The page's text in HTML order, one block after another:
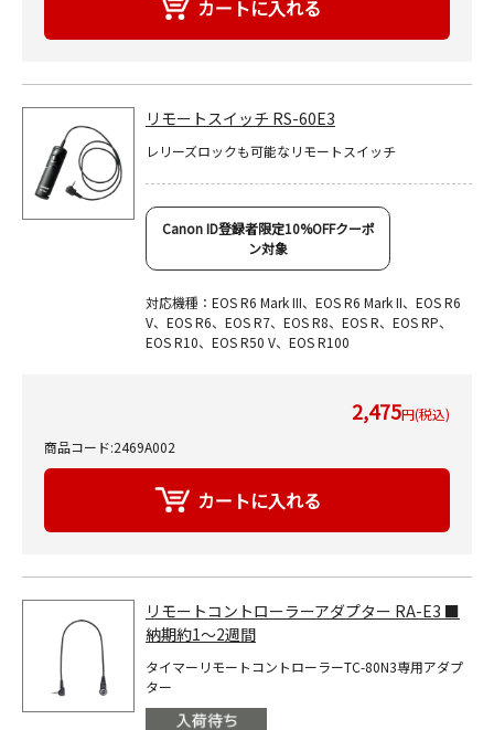
リモートスイッチ RS-60E3
レリーズロックも可能なリモートスイッチ
Canon ID登録者限定10%OFFクーポ
ン対象
対応機種：EOS R6 Mark III、EOS R6 Mark II、EOS R6
V、EOS R6、EOS R7、EOS R8、EOS R、EOS RP、
EOS R10、EOS R50 V、EOS R100
2,475円(税込)
商品コード:2469A002
リモートコントローラーアダプター RA-E3 ■
納期約1～2週間
タイマーリモートコントローラーTC-80N3専用アダプ
ター